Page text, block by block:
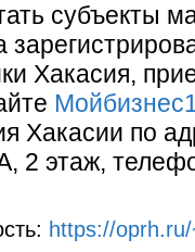
субъекты
Хакасия,
Хакасии по
2 этаж,
https://